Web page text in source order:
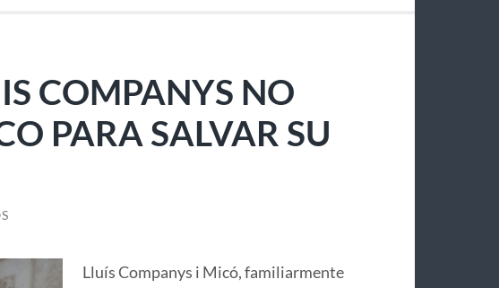
COMPANYS NO
PARA SALVAR SU
Lluís Companys i Micó, familiarmente